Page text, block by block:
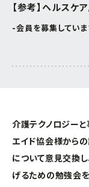
販路を拡
産学官で
イノベーション推進セ
ものづくり研究
中小企業支援センタ
経営支援課
【参考】ヘルスケ
会員を募集してい
介護テクノロジー
エイド協会様から
について意見交換
げるための勉強会